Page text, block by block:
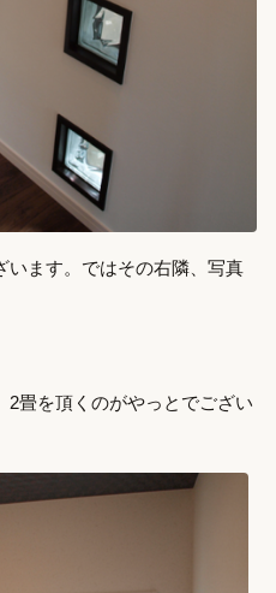
います。ではその右隣、写真
畳を頂くのがやっとでござい